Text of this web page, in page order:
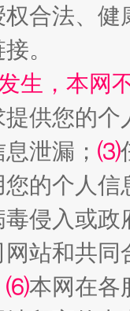
三轮上
合法、
。
生，本网
供您的个
泄漏； ⑶
的个人
侵入或
站和共
⑹本网在各